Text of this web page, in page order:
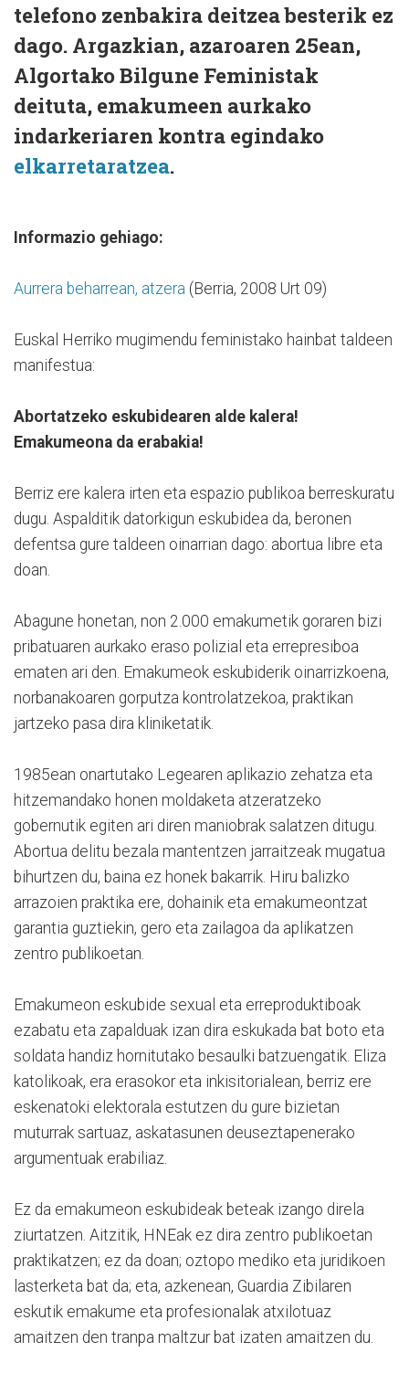
telefono zenbakira deitzea besterik ez
dago. Argazkian, azaroaren 25ean,
Algortako Bilgune Feministak
deituta, emakumeen aurkako
indarkeriaren kontra egindako
elkarretaratzea.
Informazio gehiago:
Aurrera beharrean, atzera (Berria, 2008 Urt 09)
Euskal Herriko mugimendu feministako hainbat taldeen
manifestua:
Abortatzeko eskubidearen alde kalera!
Emakumeona da erabakia!
Berriz ere kalera irten eta espazio publikoa berreskuratu
dugu. Aspalditik datorkigun eskubidea da, beronen
defentsa gure taldeen oinarrian dago: abortua libre eta
doan.
Abagune honetan, non 2.000 emakumetik goraren bizi
pribatuaren aurkako eraso polizial eta errepresiboa
ematen ari den. Emakumeok eskubiderik oinarrizkoena,
norbanakoaren gorputza kontrolatzekoa, praktikan
jartzeko pasa dira kliniketatik.
1985ean onartutako Legearen aplikazio zehatza eta
hitzemandako honen moldaketa atzeratzeko
gobernutik egiten ari diren maniobrak salatzen ditugu.
Abortua delitu bezala mantentzen jarraitzeak mugatua
bihurtzen du, baina ez honek bakarrik. Hiru balizko
arrazoien praktika ere, dohainik eta emakumeontzat
garantia guztiekin, gero eta zailagoa da aplikatzen
zentro publikoetan.
Emakumeon eskubide sexual eta erreproduktiboak
ezabatu eta zapalduak izan dira eskukada bat boto eta
soldata handiz hornitutako besaulki batzuengatik. Eliza
katolikoak, era erasokor eta inkisitorialean, berriz ere
eskenatoki elektorala estutzen du gure bizietan
muturrak sartuaz, askatasunen deuseztapenerako
argumentuak erabiliaz.
Ez da emakumeon eskubideak beteak izango direla
ziurtatzen. Aitzitik, HNEak ez dira zentro publikoetan
praktikatzen; ez da doan; oztopo mediko eta juridikoen
lasterketa bat da; eta, azkenean, Guardia Zibilaren
eskutik emakume eta profesionalak atxilotuaz
amaitzen den tranpa maltzur bat izaten amaitzen du.